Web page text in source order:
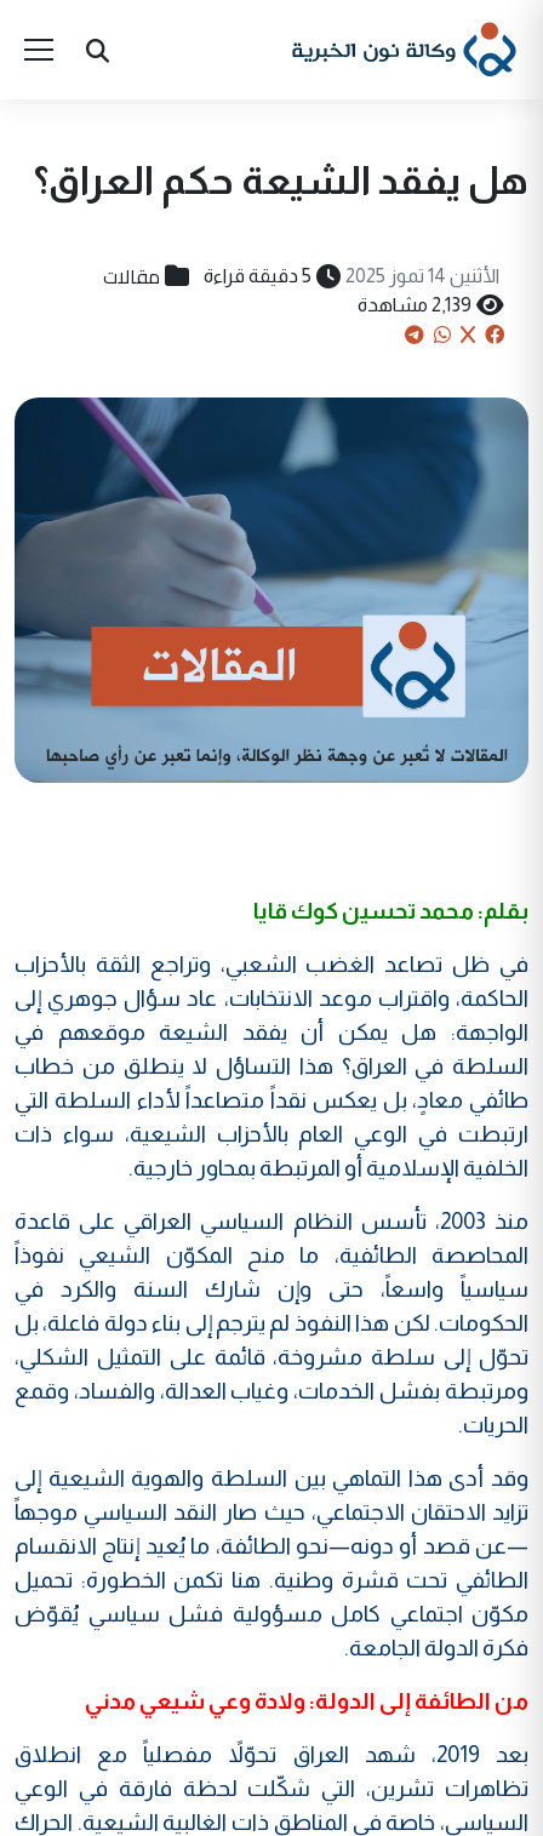
هل يفقد الشيعة حكم العراق؟
الأثنين 14 تموز 2025 5 دقيقة قراءة مقالات
2,139 مشاهدة
بقلم: محمد تحسين كوك قايا
في ظل تصاعد الغضب الشعبي، وتراجع الثقة بالأحزاب
الحاكمة، واقتراب موعد الانتخابات، عاد سؤال جوهري إلى
الواجهة: هل يمكن أن يفقد الشيعة موقعهم في
السلطة في العراق؟ هذا التساؤل لا ينطلق من خطاب
طائفي معادٍ، بل يعكس نقداً متصاعداً لأداء السلطة التي
ارتبطت في الوعي العام بالأحزاب الشيعية، سواء ذات
الخلفية الإسلامية أو المرتبطة بمحاور خارجية.
منذ 2003، تأسس النظام السياسي العراقي على قاعدة
المحاصصة الطائفية، ما منح المكوّن الشيعي نفوذاً
سياسياً واسعاً، حتى وإن شارك السنة والكرد في
الحكومات. لكن هذا النفوذ لم يترجم إلى بناء دولة فاعلة، بل
تحوّل إلى سلطة مشروخة، قائمة على التمثيل الشكلي،
ومرتبطة بفشل الخدمات، وغياب العدالة، والفساد، وقمع
الحريات.
وقد أدى هذا التماهي بين السلطة والهوية الشيعية إلى
تزايد الاحتقان الاجتماعي، حيث صار النقد السياسي موجهاً
—عن قصد أو دونه—نحو الطائفة، ما يُعيد إنتاج الانقسام
الطائفي تحت قشرة وطنية. هنا تكمن الخطورة: تحميل
مكوّن اجتماعي كامل مسؤولية فشل سياسي يُقوّض
فكرة الدولة الجامعة.
من الطائفة إلى الدولة: ولادة وعي شيعي مدني
بعد 2019، شهد العراق تحوّلاً مفصلياً مع انطلاق
تظاهرات تشرين، التي شكّلت لحظة فارقة في الوعي
السياسي، خاصة في المناطق ذات الغالبية الشيعية. الحراك